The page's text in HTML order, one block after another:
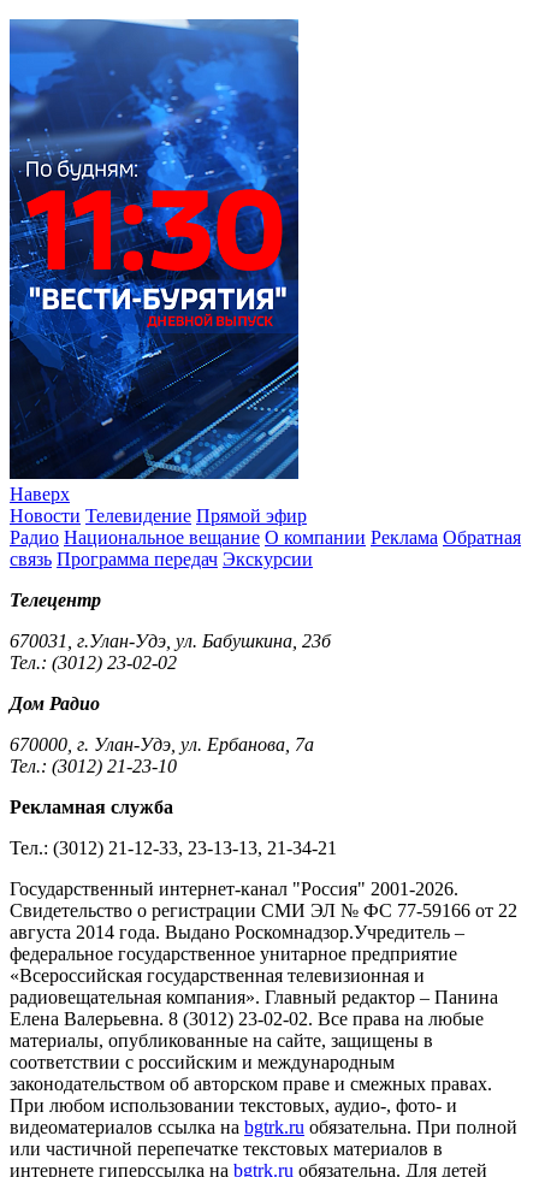
Наверх
Новости Телевидение Прямой эфир
Радио Национальное вещание О компании Реклама Обратная
связь Программа передач Экскурсии
Телецентр
670031, г.Улан-Удэ, ул. Бабушкина, 23б
Тел.: (3012) 23-02-02
Дом Радио
670000, г. Улан-Удэ, ул. Ербанова, 7а
Тел.: (3012) 21-23-10
Рекламная служба
Тел.: (3012) 21-12-33, 23-13-13, 21-34-21
Государственный интернет-канал "Россия" 2001-2026.
Cвидетельство о регистрации СМИ ЭЛ № ФС 77-59166 от 22
августа 2014 года. Выдано Роскомнадзор.Учредитель –
федеральное государственное унитарное предприятие
«Всероссийская государственная телевизионная и
радиовещательная компания». Главный редактор – Панина
Елена Валерьевна. 8 (3012) 23-02-02. Все права на любые
материалы, опубликованные на сайте, защищены в
соответствии с российским и международным
законодательством об авторском праве и смежных правах.
При любом использовании текстовых, аудио-, фото- и
видеоматериалов ссылка на bgtrk.ru обязательна. При полной
или частичной перепечатке текстовых материалов в
интернете гиперссылка на bgtrk.ru обязательна. Для детей